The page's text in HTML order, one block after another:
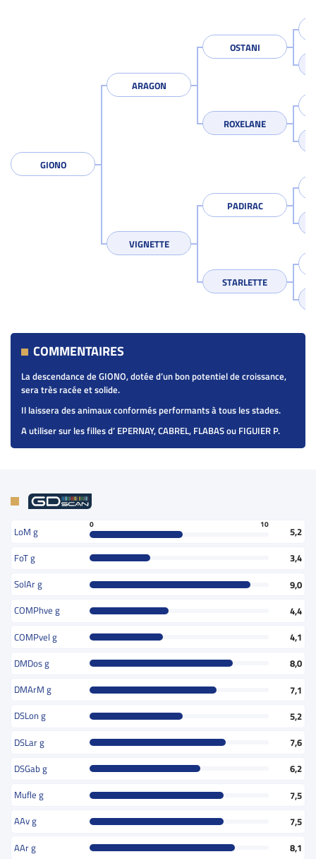
GIONO
ARAGON
OSTANI
ROXELANE
VIGNETTE
PADIRAC
STARLETTE
COMMENTAIRES
La descendance de GIONO, dotée d’un bon potentiel de croissance,
sera très racée et solide.
Il laissera des animaux conformés performants à tous les stades.
A utiliser sur les filles d’ EPERNAY, CABREL, FLABAS ou FIGUIER P.
LoM g
0 10
5,2
FoT g
3,4
SolAr g
9,0
COMPhve g
4,4
COMPvel g
4,1
DMDos g
8,0
DMArM g
7,1
DSLon g
5,2
DSLar g
7,6
DSGab g
6,2
Mufle g
7,5
AAv g
7,5
AAr g
8,1